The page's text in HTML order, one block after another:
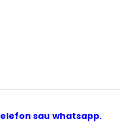
sau whatsapp.